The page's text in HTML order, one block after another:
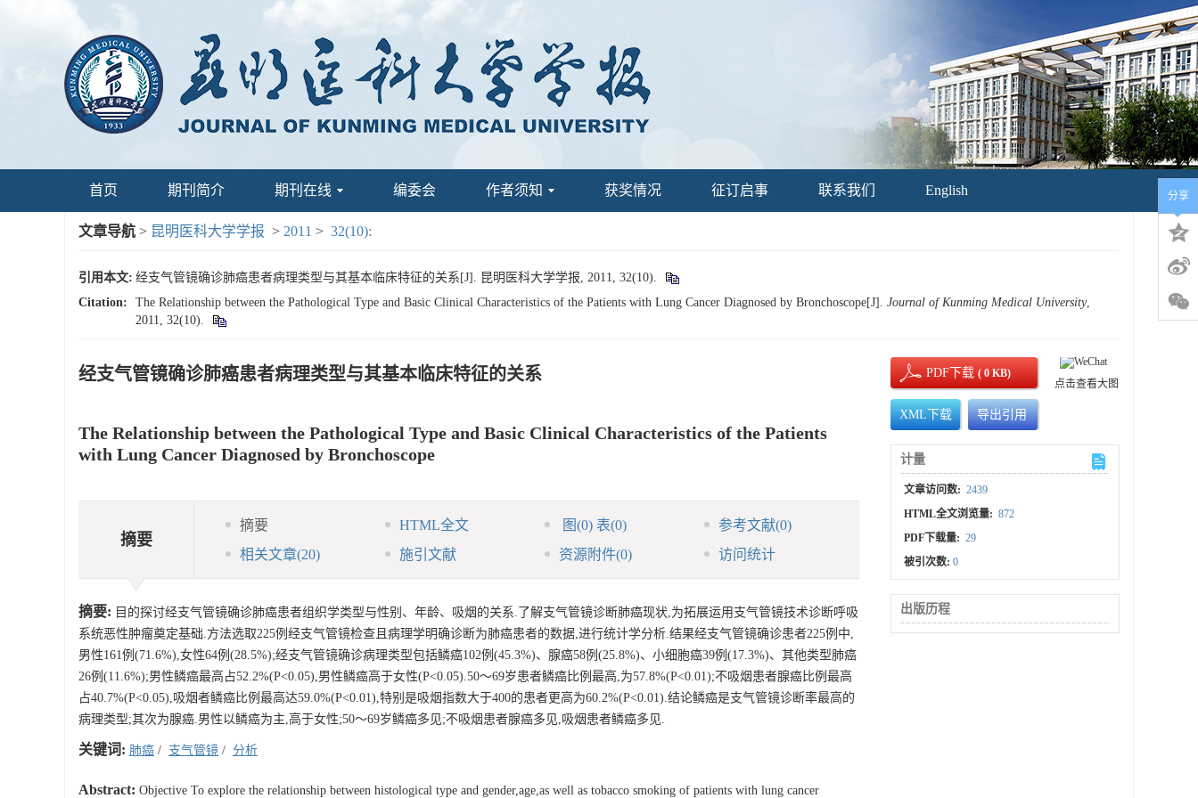
首页 期刊简介 期刊在线 编委会 作者须知 获奖情况 征订启事 联系我们 English
文章导航 > 昆明医科大学学报 > 2011 > 32(10):
引用本文: 经支气管镜确诊肺癌患者病理类型与其基本临床特征的关系[J]. 昆明医科大学学报, 2011, 32(10).
Citation:
The Relationship between the Pathological Type and Basic Clinical Characteristics of the Patients with Lung Cancer Diagnosed by Bronchoscope[J]. Journal of Kunming Medical University,
2011, 32(10).
经支气管镜确诊肺癌患者病理类型与其基本临床特征的关系
The Relationship between the Pathological Type and Basic Clinical Characteristics of the Patients
with Lung Cancer Diagnosed by Bronchoscope
摘要
摘要 HTML全文 图(0) 表(0) 参考文献(0)
相关文章(20) 施引文献 资源附件(0) 访问统计
摘要: 目的探讨经支气管镜确诊肺癌患者组织学类型与性别、年龄、吸烟的关系.了解支气管镜诊断肺癌现状,为拓展运用支气管镜技术诊断呼吸
系统恶性肿瘤奠定基础.方法选取225例经支气管镜检查且病理学明确诊断为肺癌患者的数据,进行统计学分析.结果经支气管镜确诊患者225例中,
男性161例(71.6%),女性64例(28.5%);经支气管镜确诊病理类型包括鳞癌102例(45.3%)、腺癌58例(25.8%)、小细胞癌39例(17.3%)、其他类型肺癌
26例(11.6%);男性鳞癌最高占52.2%(P<0.05),男性鳞癌高于女性(P<0.05).50～69岁患者鳞癌比例最高,为57.8%(P<0.01);不吸烟患者腺癌比例最高
占40.7%(P<0.05),吸烟者鳞癌比例最高达59.0%(P<0.01),特别是吸烟指数大于400的患者更高为60.2%(P<0.01).结论鳞癌是支气管镜诊断率最高的
病理类型;其次为腺癌.男性以鳞癌为主,高于女性;50～69岁鳞癌多见;不吸烟患者腺癌多见,吸烟患者鳞癌多见.
关键词: 肺癌 / 支气管镜 / 分析
Abstract: Objective To explore the relationship between histological type and gender,age,as well as tobacco smoking of patients with lung cancer
PDF下载( 0 KB)
XML下载 导出引用
点击查看大图
计量
文章访问数: 2439
HTML全文浏览量: 872
PDF下载量: 29
被引次数:0
出版历程
分享